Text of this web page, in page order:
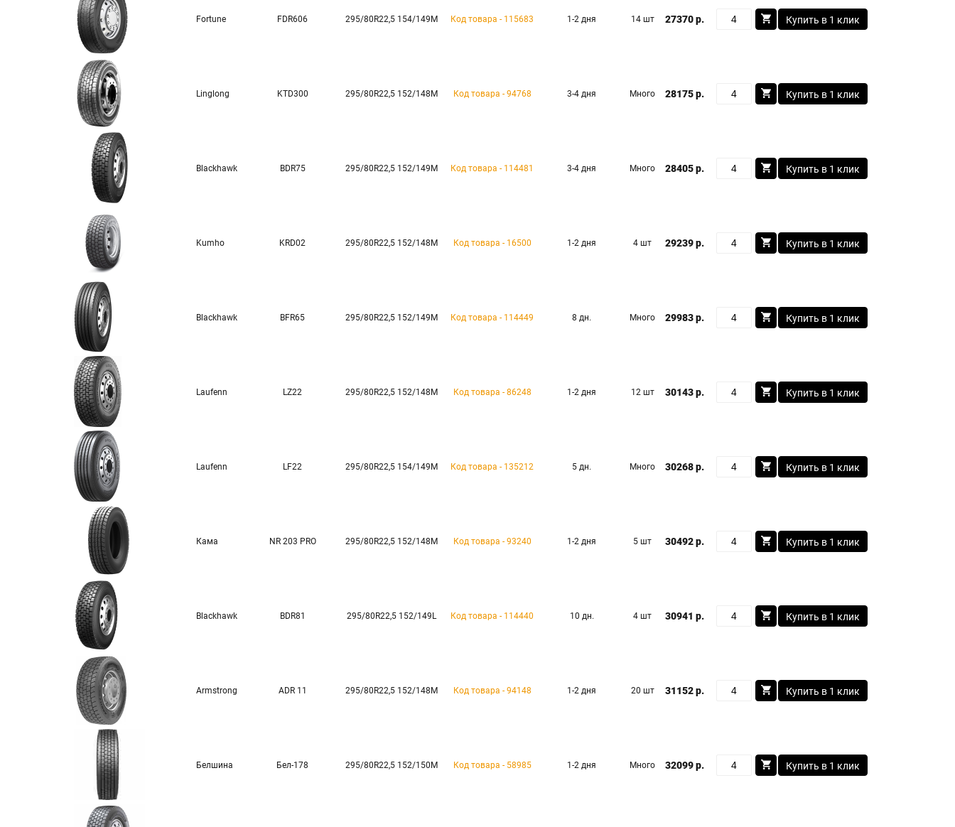
Fortune FDR606 295/80R22,5 154/149M Код товара - 115683 1-2 дня 14 шт 27370 р. Купить в 1 клик
Linglong KTD300 295/80R22,5 152/148M Код товара - 94768 3-4 дня Много 28175 р. Купить в 1 клик
Blackhawk BDR75 295/80R22,5 152/149M Код товара - 114481 3-4 дня Много 28405 р. Купить в 1 клик
Kumho KRD02 295/80R22,5 152/148M Код товара - 16500 1-2 дня 4 шт 29239 р. Купить в 1 клик
Blackhawk BFR65 295/80R22,5 152/149M Код товара - 114449 8 дн. Много 29983 р. Купить в 1 клик
Laufenn LZ22 295/80R22,5 152/148M Код товара - 86248 1-2 дня 12 шт 30143 р. Купить в 1 клик
Laufenn LF22 295/80R22,5 154/149M Код товара - 135212 5 дн. Много 30268 р. Купить в 1 клик
Кама NR 203 PRO 295/80R22,5 152/148M Код товара - 93240 1-2 дня 5 шт 30492 р. Купить в 1 клик
Blackhawk BDR81 295/80R22,5 152/149L Код товара - 114440 10 дн. 4 шт 30941 р. Купить в 1 клик
Armstrong ADR 11 295/80R22,5 152/148M Код товара - 94148 1-2 дня 20 шт 31152 р. Купить в 1 клик
Белшина Бел-178 295/80R22,5 152/150M Код товара - 58985 1-2 дня Много 32099 р. Купить в 1 клик